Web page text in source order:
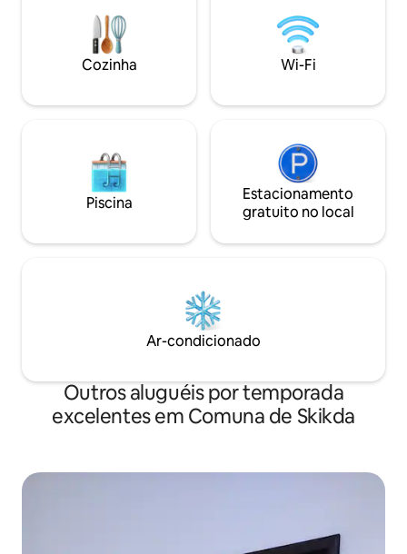
todas as necessidades: lojas de
conveniência, confeitaria...) ✅ Perto de
Marina d 'Or Water Park, Royal Tulip
Hotel e Rusica Park😍😍
conveniência,
Perto de Marina d
Tulip Hotel e
Cozinha Wi-Fi
Piscina
Estacionamento
gratuito no local
Ar-condicionado
Outros aluguéis por temporada
excelentes em Comuna de Skikda